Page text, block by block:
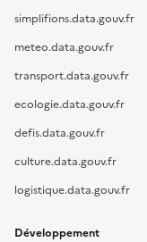
simplifions.data.gouv.fr
meteo.data.gouv.fr
transport.data.gouv.fr
ecologie.data.gouv.fr
defis.data.gouv.fr
culture.data.gouv.fr
logistique.data.gouv.fr
Développement